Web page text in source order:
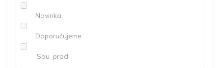
Novinka
Doporučujeme
.Sou_prod